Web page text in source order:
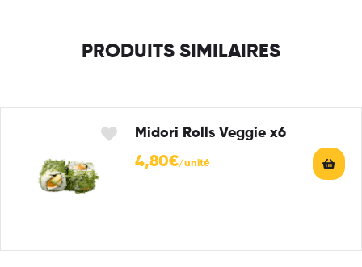
PRODUITS SIMILAIRES
Midori Rolls Veggie x6
4,80€